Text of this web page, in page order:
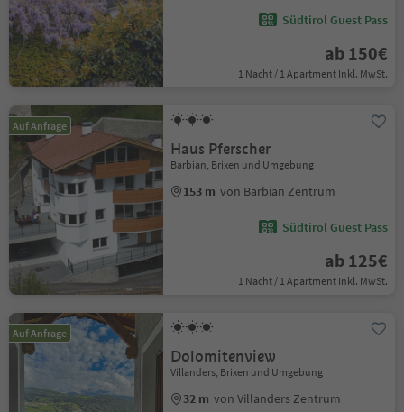
Südtirol Guest Pass
ab 150€
1 Nacht / 1 Apartment Inkl. MwSt.
Auf Anfrage
Haus Pferscher
Barbian, Brixen und Umgebung
153 m von Barbian Zentrum
Südtirol Guest Pass
ab 125€
1 Nacht / 1 Apartment Inkl. MwSt.
Auf Anfrage
Dolomitenview
Villanders, Brixen und Umgebung
32 m von Villanders Zentrum